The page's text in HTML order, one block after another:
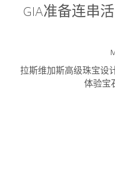
GIA准备连串
拉斯维加斯高级珠宝设
体验宝